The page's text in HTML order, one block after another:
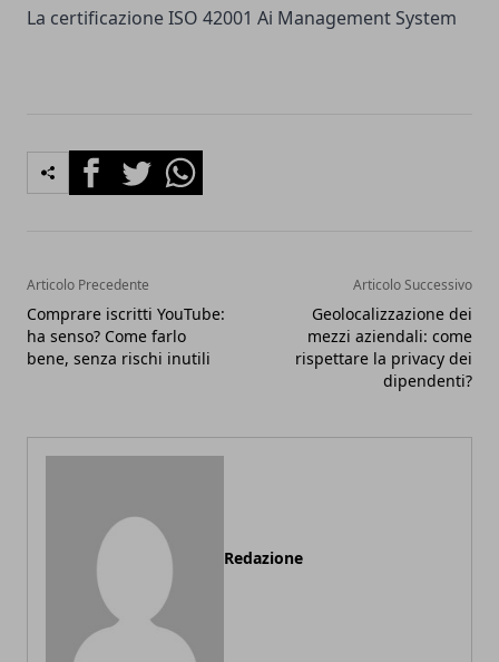
La certificazione ISO 42001 Ai Management System
FacebookTwitterWhatsapp
Articolo Precedente
Comprare iscritti YouTube:
ha senso? Come farlo
bene, senza rischi inutili
Articolo Successivo
Geolocalizzazione dei
mezzi aziendali: come
rispettare la privacy dei
dipendenti?
Redazione